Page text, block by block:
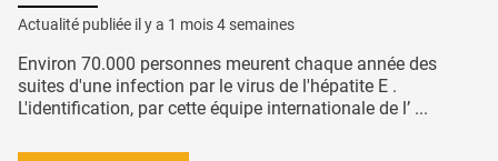
Actualité publiée il y a 1 mois 4 semaines
Environ 70.000 personnes meurent chaque année des
suites d'une infection par le virus de l'hépatite E .
L'identification, par cette équipe internationale de l’ ...